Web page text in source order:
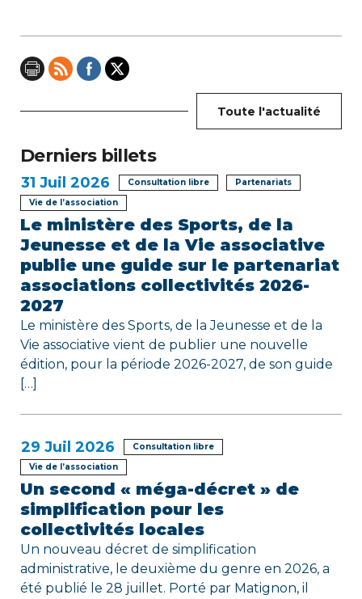
i
o
n
d
e
l
’
a
r
t
i
c
l
e
Toute l'actualité
Derniers billets
31 Juil 2026 Consultation libre
Partenariats
Vie de l’association
Le ministère des Sports, de la
Jeunesse et de la Vie associative
publie une guide sur le partenariat
associations collectivités 2026-
2027
Le ministère des Sports, de la Jeunesse et de la
Vie associative vient de publier une nouvelle
édition, pour la période 2026-2027, de son guide
[…]
29 Juil 2026
Consultation libre
Vie de l’association
Un second « méga-décret » de
simplification pour les
collectivités locales
Un nouveau décret de simplification
administrative, le deuxième du genre en 2026, a
été publié le 28 juillet. Porté par Matignon, il